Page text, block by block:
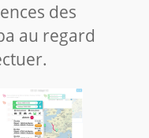
des
au regard